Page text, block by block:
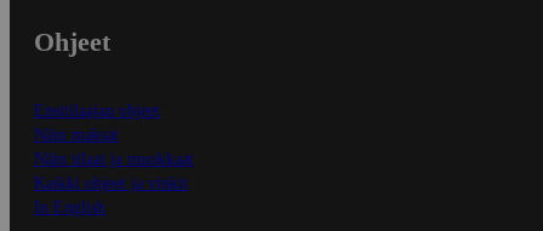
Ohjeet
Ensitilaajan ohjeet
Näin maksat
Näin tilaat ja muokkaat
Kaikki ohjeet ja vinkit
In English